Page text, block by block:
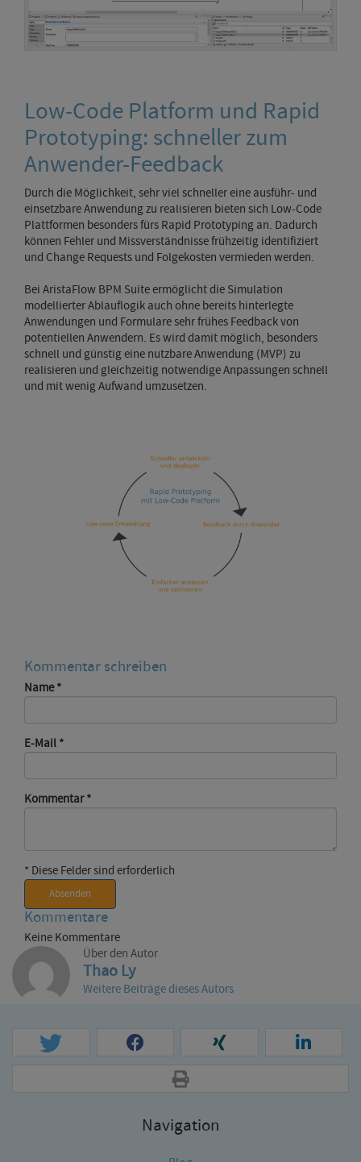
Low-Code Platform und Rapid
Prototyping: schneller zum
Anwender-Feedback
Durch die Möglichkeit, sehr viel schneller eine ausführ- und
einsetzbare Anwendung zu realisieren bieten sich Low-Code
Plattformen besonders fürs Rapid Prototyping an. Dadurch
können Fehler und Missverständnisse frühzeitig identifiziert
und Change Requests und Folgekosten vermieden werden.
Bei AristaFlow BPM Suite ermöglicht die Simulation
modellierter Ablauflogik auch ohne bereits hinterlegte
Anwendungen und Formulare sehr frühes Feedback von
potentiellen Anwendern. Es wird damit möglich, besonders
schnell und günstig eine nutzbare Anwendung (MVP) zu
realisieren und gleichzeitig notwendige Anpassungen schnell
und mit wenig Aufwand umzusetzen.
Kommentar schreiben
Name*
E-Mail *
Kommentar*
* Diese Felder sind erforderlich
Absenden
Kommentare
Keine Kommentare
Über den Autor
Thao Ly
Weitere Beiträge dieses Autors
Navigation